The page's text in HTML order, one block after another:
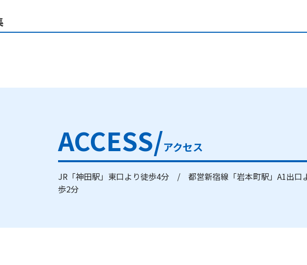
ACCESS/アクセス
JR「神田駅」東口より徒歩4分 / 都営新宿線「岩本町駅」A1出口
歩2分